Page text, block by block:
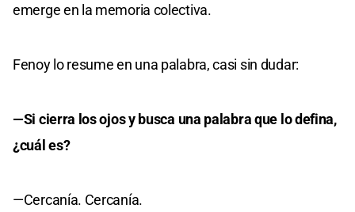
emerge en la memoria colectiva.
Fenoy lo resume en una palabra, casi sin dudar:
—Si cierra los ojos y busca una palabra que lo defina,
¿cuál es?
—Cercanía. Cercanía.